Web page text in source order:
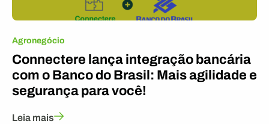
Agronegócio
Connectere lança integração bancária
com o Banco do Brasil: Mais agilidade e
segurança para você!
Leia mais